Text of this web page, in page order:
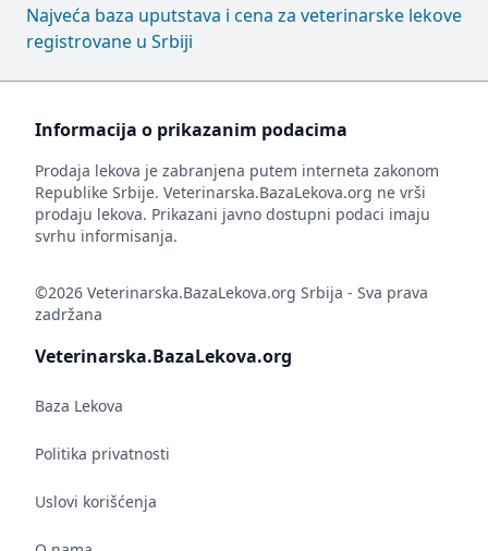
Najveća baza uputstava i cena za veterinarske lekove
registrovane u Srbiji
Informacija o prikazanim podacima
Prodaja lekova je zabranjena putem interneta zakonom
Republike Srbije. Veterinarska.BazaLekova.org ne vrši
prodaju lekova. Prikazani javno dostupni podaci imaju
svrhu informisanja.
©2026 Veterinarska.BazaLekova.org Srbija - Sva prava
zadržana
Veterinarska.BazaLekova.org
Baza Lekova
Politika privatnosti
Uslovi korišćenja